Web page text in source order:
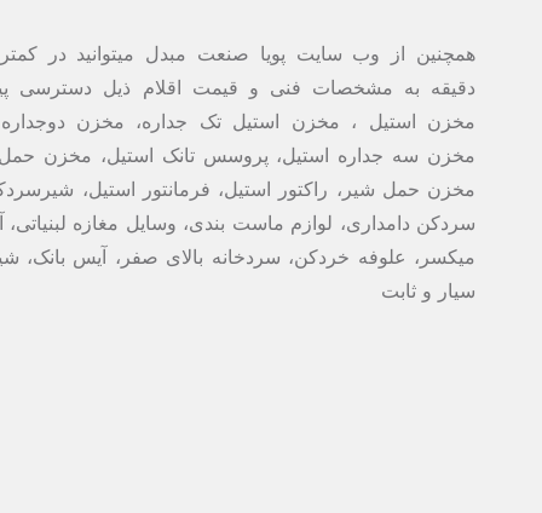
همچنین از وب سایت پویا صنعت مبدل میتوانید در
دقیقه به مشخصات فنی و قیمت اقلام ذیل دسترسی
مخزن استیل ، مخزن استیل تک جداره، مخزن دوجداره
مخزن سه جداره استیل، پروسس تانک استیل، مخزن حمل
مخزن حمل شیر، راکتور استیل، فرمانتور استیل،
سردکن دامداری، لوازم ماست بندی، وسایل مغازه
میکسر، علوفه خردکن، سردخانه بالای صفر، آیس بانک،
سیار و ثابت